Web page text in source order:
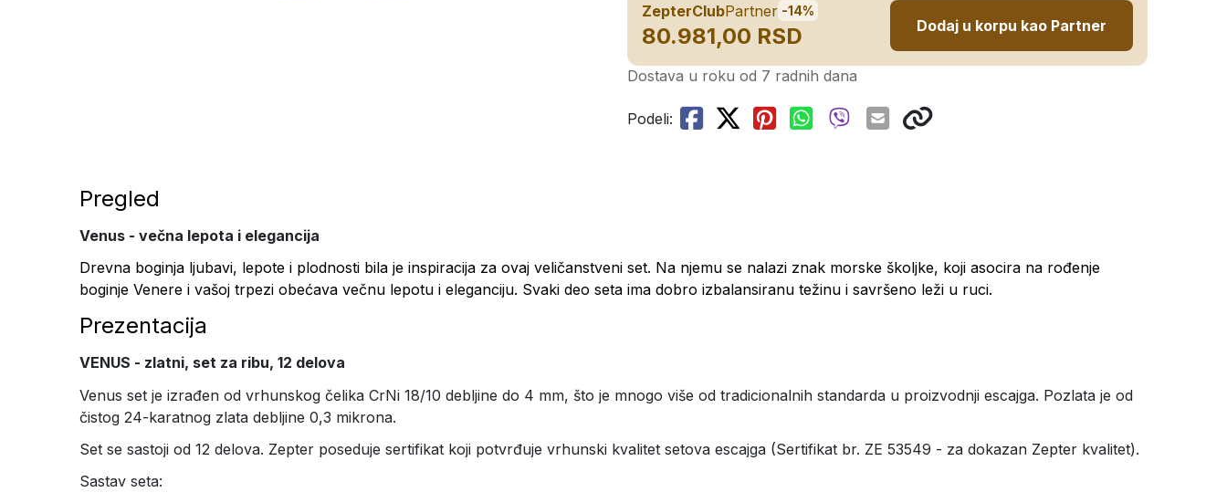
ZepterClubPartner -14%
80.981,00 RSD Dodaj u korpu kao Partner
Dostava u roku od 7 radnih dana
Podeli:
Pregled
Venus - večna lepota i elegancija
Drevna boginja ljubavi, lepote i plodnosti bila je inspiracija za ovaj veličanstveni set. Na njemu se nalazi znak morske školjke, koji asocira na rođenje
boginje Venere i vašoj trpezi obećava večnu lepotu i eleganciju. Svaki deo seta ima dobro izbalansiranu težinu i savršeno leži u ruci.
Prezentacija
VENUS - zlatni, set za ribu, 12 delova
Venus set je izrađen od vrhunskog čelika CrNi 18/10 debljine do 4 mm, što je mnogo više od tradicionalnih standarda u proizvodnji escajga. Pozlata je od
čistog 24-karatnog zlata debljine 0,3 mikrona.
Set se sastoji od 12 delova. Zepter poseduje sertifikat koji potvrđuje vrhunski kvalitet setova escajga (Sertifikat br. ZE 53549 - za dokazan Zepter kvalitet).
Sastav seta: